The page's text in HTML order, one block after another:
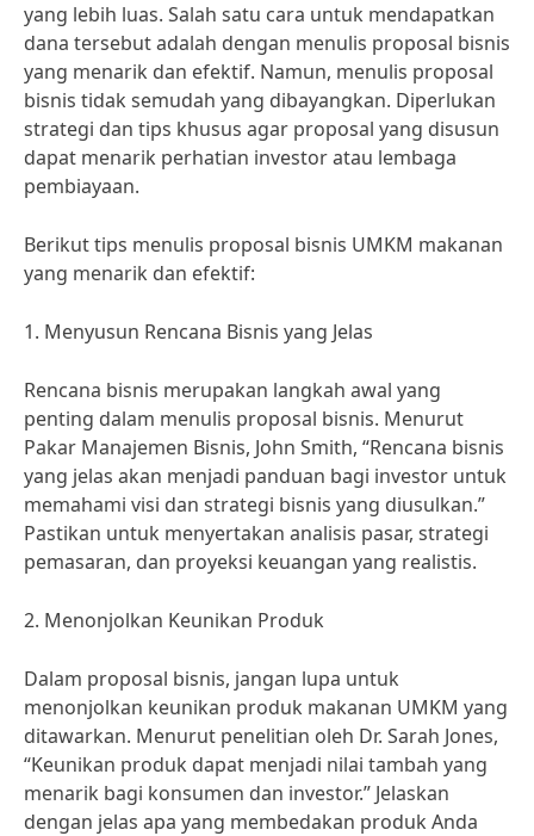
yang lebih luas. Salah satu cara untuk mendapatkan
dana tersebut adalah dengan menulis proposal bisnis
yang menarik dan efektif. Namun, menulis proposal
bisnis tidak semudah yang dibayangkan. Diperlukan
strategi dan tips khusus agar proposal yang disusun
dapat menarik perhatian investor atau lembaga
pembiayaan.
Berikut tips menulis proposal bisnis UMKM makanan
yang menarik dan efektif:
1. Menyusun Rencana Bisnis yang Jelas
Rencana bisnis merupakan langkah awal yang
penting dalam menulis proposal bisnis. Menurut
Pakar Manajemen Bisnis, John Smith, “Rencana bisnis
yang jelas akan menjadi panduan bagi investor untuk
memahami visi dan strategi bisnis yang diusulkan.”
Pastikan untuk menyertakan analisis pasar, strategi
pemasaran, dan proyeksi keuangan yang realistis.
2. Menonjolkan Keunikan Produk
Dalam proposal bisnis, jangan lupa untuk
menonjolkan keunikan produk makanan UMKM yang
ditawarkan. Menurut penelitian oleh Dr. Sarah Jones,
“Keunikan produk dapat menjadi nilai tambah yang
menarik bagi konsumen dan investor.” Jelaskan
dengan jelas apa yang membedakan produk Anda